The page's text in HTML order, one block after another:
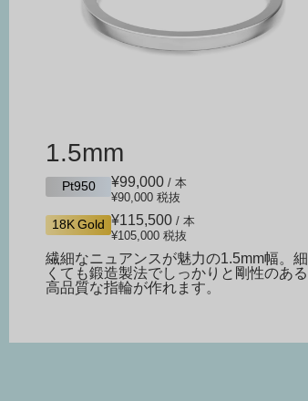
1.5mm
Pt950 ¥99,000 / 本
¥90,000 税抜
18K Gold ¥115,500 / 本
¥105,000 税抜
繊細なニュアンスが魅力の1.5mm幅。細
くても鍛造製法でしっかりと剛性のある
高品質な指輪が作れます。